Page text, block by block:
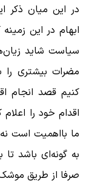
در این میان ذکر
ابهام در این
سیاست شاید
مضرات بیشتری را
کنیم قصد انجام
اقدام خود را
ما بااهمیت است نه
به گونه‌ای باشد تا
صرفا از طریق